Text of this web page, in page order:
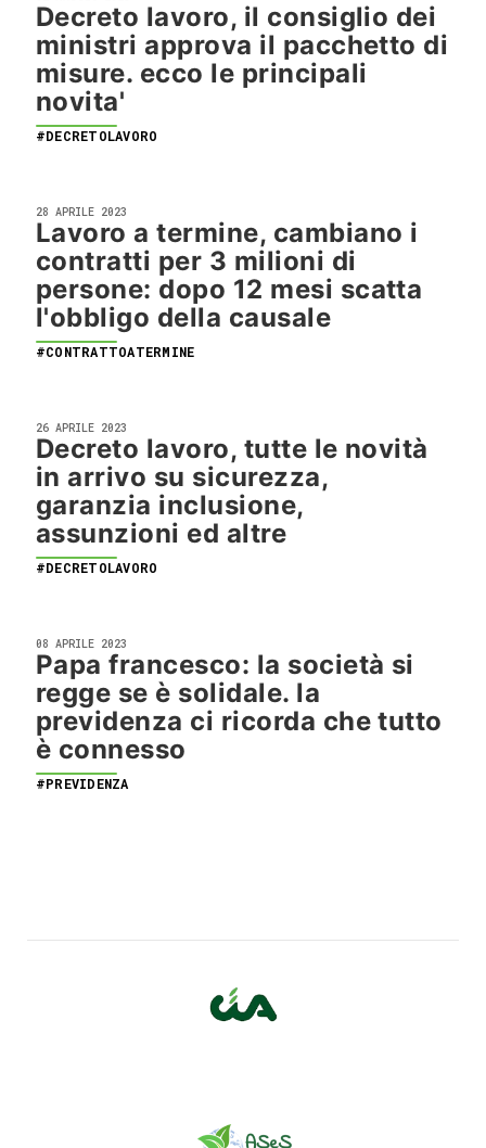
Decreto lavoro, il consiglio dei
ministri approva il pacchetto di
misure. ecco le principali
novita'
#DECRETOLAVORO
28 APRILE 2023
Lavoro a termine, cambiano i
contratti per 3 milioni di
persone: dopo 12 mesi scatta
l'obbligo della causale
#CONTRATTOATERMINE
26 APRILE 2023
Decreto lavoro, tutte le novità
in arrivo su sicurezza,
garanzia inclusione,
assunzioni ed altre
#DECRETOLAVORO
08 APRILE 2023
Papa francesco: la società si
regge se è solidale. la
previdenza ci ricorda che tutto
è connesso
#PREVIDENZA